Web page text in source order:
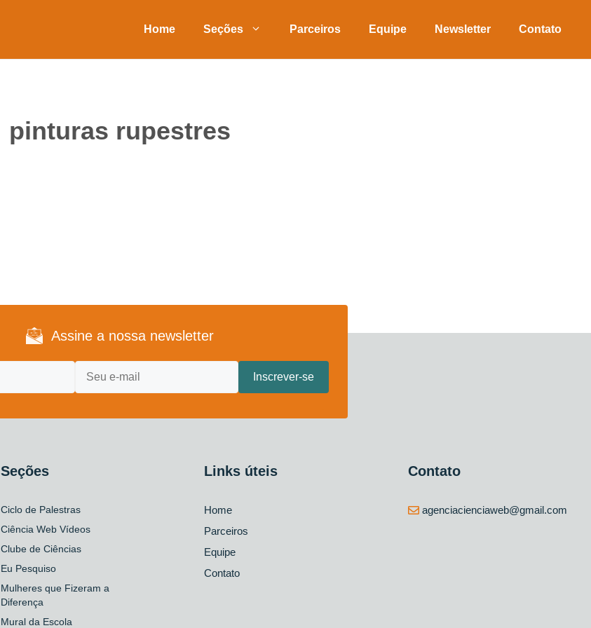
Home Seções Parceiros Equipe Newsletter Contato
pinturas rupestres
Assine a nossa newsletter
Seções
Ciclo de Palestras
Ciência Web Vídeos
Clube de Ciências
Eu Pesquiso
Mulheres que Fizeram a
Diferença
Mural da Escola
Links úteis
Home
Parceiros
Equipe
Contato
Contato
agenciacienciaweb@gmail.com